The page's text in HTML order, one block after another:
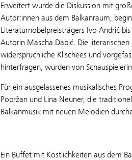
Erweitert wurde die Diskussion mit
Autor:innen aus dem Balkanraum,
Literaturnobelpreisträgers Ivo Andrić
Autorin Mascha Dabić. Die literarischen
widersprüchliche Klischees und
hinterfragen, wurden von
Für ein ausgelassenes musikalisches
Popržan und Lina Neuner, die
Balkanmusik mit neuen Melodien
Ein Buffet mit Köstlichkeiten aus dem